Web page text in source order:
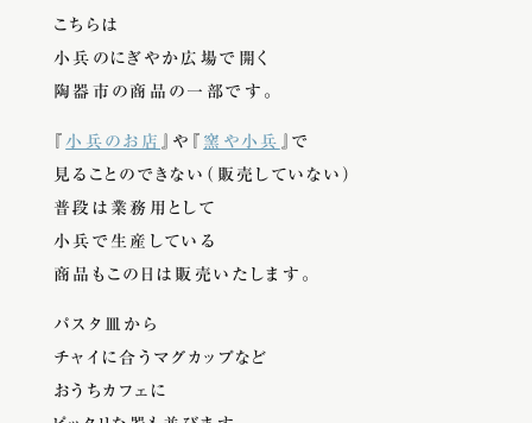
こちらは
小兵のにぎやか広場で開く
陶器市の商品の一部です。
『 小兵のお店 』や『 窯や小兵
』で
見ることのできない（販売していない）
普段は業務用として
小兵で生産している
商品もこの日は販売いたします。
パスタ皿から
チャイに合うマグカップなど
おうちカフェに